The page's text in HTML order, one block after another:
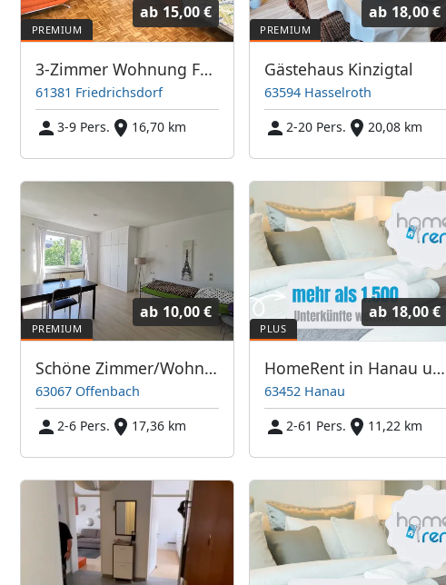
ab 15,00 €
3-Zimmer Wohnung Friedrichsdorf mit großem Balkon TV's
61381 Friedrichsdorf
3-9 Pers.
16,70 km
ab 18,00 €
Gästehaus Kinzigtal
63594 Hasselroth
2-20 Pers.
20,08 km
ab 10,00 €
Schöne Zimmer/Wohnung in Offenbach - Direkt bei Frankfurt/Main
63067 Offenbach
2-6 Pers.
17,36 km
ab 18,00 €
HomeRent in Hanau und Umgebung
63452 Hanau
2-61 Pers.
11,22 km